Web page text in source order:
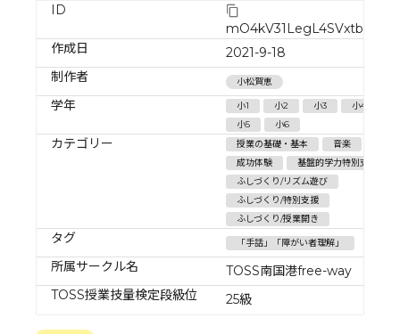
ID
mO4kV31LegL4SVxtbG7w
作成日
2021-9-18
制作者
小松賀恵
学年 小1 小2 小3
小4
小5
小6
カテゴリー 授業の基礎・基本
音楽
成功体験
基盤的学力特別支援
ふしづくり/リズム遊び
ふしづくり/特別支援
ふしづくり/授業開き
タグ 「手話」「障がい者理解」
所属サークル名
TOSS南国港free-way
TOSS授業技量検定段級位
25級